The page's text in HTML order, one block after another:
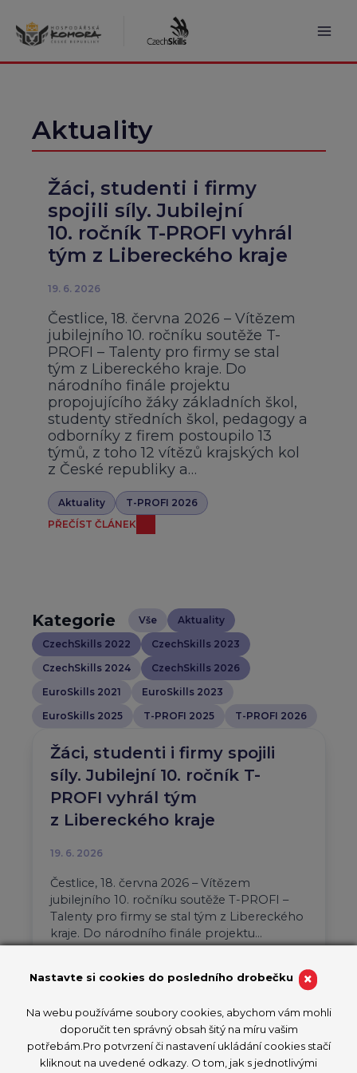
obsah
Aktuality
Žáci, studenti i firmy
spojili síly. Jubilejní
10. ročník T-PROFI vyhrál
tým z Libereckého kraje
19. 6. 2026
Čestlice, 18. června 2026 – Vítězem
jubilejního 10. ročníku soutěže T-
PROFI – Talenty pro firmy se stal
tým z Libereckého kraje. Do
národního finále projektu
propojujícího žáky základních škol,
studenty středních škol, pedagogy a
odborníky z firem postoupilo 13
týmů, z toho 12 vítězů krajských kol
z České republiky a…
Aktuality
T-PROFI 2026
PŘEČÍST ČLÁNEK
Kategorie Vše
Aktuality
CzechSkills 2022
CzechSkills 2023
CzechSkills 2024
CzechSkills 2026
EuroSkills 2021
EuroSkills 2023
EuroSkills 2025
T-PROFI 2025 T-PROFI 2026
Žáci, studenti i firmy spojili
síly. Jubilejní 10. ročník T-
PROFI vyhrál tým
z Libereckého kraje
19. 6. 2026
Čestlice, 18. června 2026 – Vítězem
jubilejního 10. ročníku soutěže T-PROFI –
Talenty pro firmy se stal tým z Libereckého
kraje. Do národního finále projektu…
×
Nastavte si cookies do posledního drobečku
Na webu používáme soubory cookies, abychom vám mohli
doporučit ten správný obsah šitý na míru vašim
potřebám.Pro potvrzení či nastavení ukládání cookies stačí
kliknout na uvedené odkazy. O tom, jak s jednotlivými